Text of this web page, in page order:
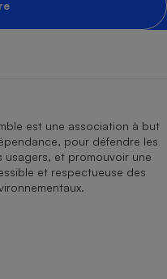
est une association à but
pour défendre les
et promouvoir une
et respectueuse des